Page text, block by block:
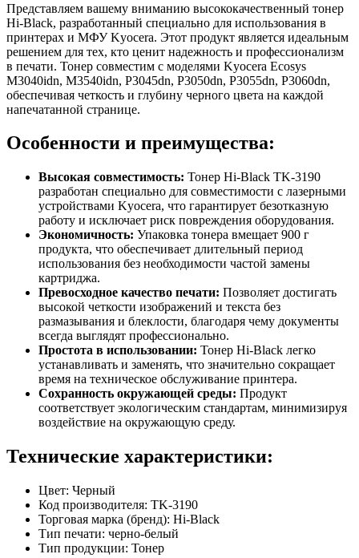
Представляем вашему вниманию высококачественный тонер
Hi-Black, разработанный специально для использования в
принтерах и МФУ Kyocera. Этот продукт является идеальным
решением для тех, кто ценит надежность и профессионализм
в печати. Тонер совместим с моделями Kyocera Ecosys
M3040idn, M3540idn, P3045dn, P3050dn, P3055dn, P3060dn,
обеспечивая четкость и глубину черного цвета на каждой
напечатанной странице.
Особенности и преимущества:
Высокая совместимость: Тонер Hi-Black TK-3190
разработан специально для совместимости с лазерными
устройствами Kyocera, что гарантирует безотказную
работу и исключает риск повреждения оборудования.
Экономичность: Упаковка тонера вмещает 900 г
продукта, что обеспечивает длительный период
использования без необходимости частой замены
картриджа.
Превосходное качество печати: Позволяет достигать
высокой четкости изображений и текста без
размазывания и блеклости, благодаря чему документы
всегда выглядят профессионально.
Простота в использовании: Тонер Hi-Black легко
устанавливать и заменять, что значительно сокращает
время на техническое обслуживание принтера.
Сохранность окружающей среды: Продукт
соответствует экологическим стандартам, минимизируя
воздействие на окружающую среду.
Технические характеристики:
Цвет: Черный
Код производителя: TK-3190
Торговая марка (бренд): Hi-Black
Тип печати: черно-белый
Тип продукции: Тонер